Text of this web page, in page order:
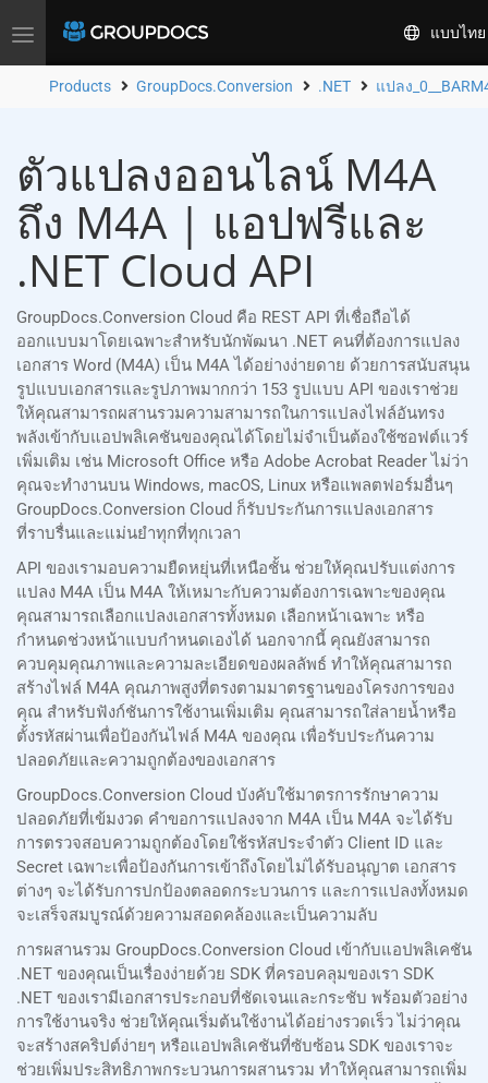
Toggle
แบบไทย
Products GroupDocs.Conversion .NET แปลง
ตัวแปลงออนไลน์ M4A
ถึง M4A | แอปฟรีและ
.NET Cloud API
GroupDocs.Conversion Cloud คือ REST API ที่เชื่อถือได้
ออกแบบมาโดยเฉพาะสำหรับนักพัฒนา .NET คนที่ต้องการแปลง
เอกสาร Word (M4A) เป็น M4A ได้อย่างง่ายดาย ด้วยการสนับสนุน
รูปแบบเอกสารและรูปภาพมากกว่า 153 รูปแบบ API ของเราช่วย
ให้คุณสามารถผสานรวมความสามารถในการแปลงไฟล์อันทรง
พลังเข้ากับแอปพลิเคชันของคุณได้โดยไม่จำเป็นต้องใช้ซอฟต์แวร์
เพิ่มเติม เช่น Microsoft Office หรือ Adobe Acrobat Reader ไม่ว่า
คุณจะทำงานบน Windows, macOS, Linux หรือแพลตฟอร์มอื่นๆ
GroupDocs.Conversion Cloud ก็รับประกันการแปลงเอกสาร
ที่ราบรื่นและแม่นยำทุกที่ทุกเวลา
API ของเรามอบความยืดหยุ่นที่เหนือชั้น ช่วยให้คุณปรับแต่งการ
แปลง M4A เป็น M4A ให้เหมาะกับความต้องการเฉพาะของคุณ
คุณสามารถเลือกแปลงเอกสารทั้งหมด เลือกหน้าเฉพาะ หรือ
กำหนดช่วงหน้าแบบกำหนดเองได้ นอกจากนี้ คุณยังสามารถ
ควบคุมคุณภาพและความละเอียดของผลลัพธ์ ทำให้คุณสามารถ
สร้างไฟล์ M4A คุณภาพสูงที่ตรงตามมาตรฐานของโครงการของ
คุณ สำหรับฟังก์ชันการใช้งานเพิ่มเติม คุณสามารถใส่ลายน้ำหรือ
ตั้งรหัสผ่านเพื่อป้องกันไฟล์ M4A ของคุณ เพื่อรับประกันความ
ปลอดภัยและความถูกต้องของเอกสาร
GroupDocs.Conversion Cloud บังคับใช้มาตรการรักษาความ
ปลอดภัยที่เข้มงวด คำขอการแปลงจาก M4A เป็น M4A จะได้รับ
การตรวจสอบความถูกต้องโดยใช้รหัสประจำตัว Client ID และ
Secret เฉพาะเพื่อป้องกันการเข้าถึงโดยไม่ได้รับอนุญาต เอกสาร
ต่างๆ จะได้รับการปกป้องตลอดกระบวนการ และการแปลงทั้งหมด
จะเสร็จสมบูรณ์ด้วยความสอดคล้องและเป็นความลับ
การผสานรวม GroupDocs.Conversion Cloud เข้ากับแอปพลิเคชัน
.NET ของคุณเป็นเรื่องง่ายด้วย SDK ที่ครอบคลุมของเรา SDK
.NET ของเรามีเอกสารประกอบที่ชัดเจนและกระชับ พร้อมตัวอย่าง
การใช้งานจริง ช่วยให้คุณเริ่มต้นใช้งานได้อย่างรวดเร็ว ไม่ว่าคุณ
จะสร้างสคริปต์ง่ายๆ หรือแอปพลิเคชันที่ซับซ้อน SDK ของเราจะ
ช่วยเพิ่มประสิทธิภาพกระบวนการผสานรวม ทำให้คุณสามารถเพิ่ม